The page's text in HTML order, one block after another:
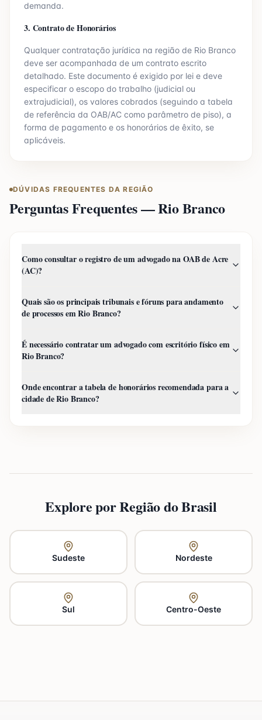
demanda.
3. Contrato de Honorários
Qualquer contratação jurídica na região de Rio Branco
deve ser acompanhada de um contrato escrito
detalhado. Este documento é exigido por lei e deve
especificar o escopo do trabalho (judicial ou
extrajudicial), os valores cobrados (seguindo a tabela
de referência da OAB/AC como parâmetro de piso), a
forma de pagamento e os honorários de êxito, se
aplicáveis.
DÚVIDAS FREQUENTES DA REGIÃO
Perguntas Frequentes —Rio Branco
Como consultar o registro de um advogado na OAB de Acre
(AC)?
Quais são os principais tribunais e fóruns para andamento
de processos em Rio Branco?
É necessário contratar um advogado com escritório físico em
Rio Branco?
Onde encontrar a tabela de honorários recomendada para a
cidade de Rio Branco?
Explore por Região do Brasil
Sudeste Nordeste
Sul Centro-Oeste